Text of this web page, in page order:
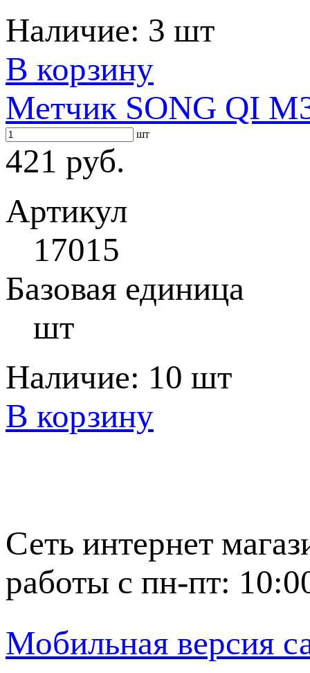
Наличие: 3 шт
В корзину
Метчик SONG QI
шт
421 руб.
Артикул
17015
Базовая единица
шт
Наличие: 10 шт
В корзину
Сеть интернет
работы с пн-пт:
Мобильная версия